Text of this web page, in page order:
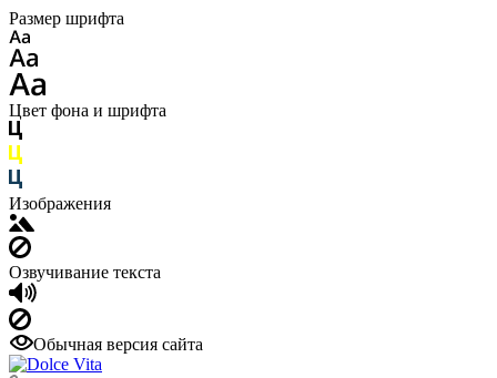
Размер шрифта
Цвет фона и шрифта
Изображения
Озвучивание текста
Обычная версия сайта